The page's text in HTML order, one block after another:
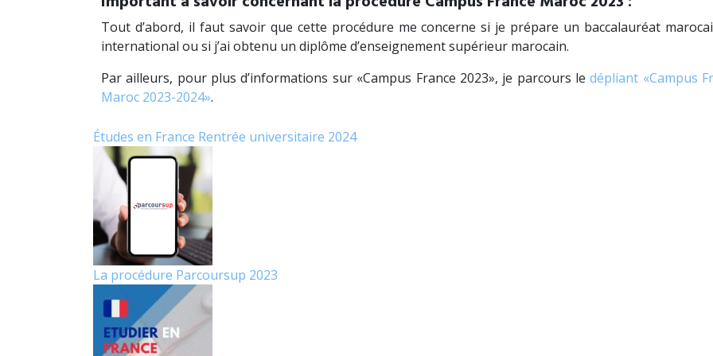
Tout d’abord, il faut savoir que cette procédure me concerne si je prépare un baccalauréat
international ou si j’ai obtenu un diplôme d’enseignement supérieur marocain.
Par ailleurs, pour plus d’informations sur «Campus France 2023», je parcours ledépliant «Campus
Maroc 2023-2024».
Études en France Rentrée universitaire 2024
La procédure Parcoursup 2023